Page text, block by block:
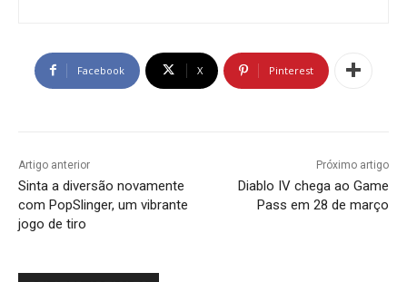
Facebook X Pinterest
Artigo anterior
Sinta a diversão novamente
com PopSlinger, um vibrante
jogo de tiro
Próximo artigo
Diablo IV chega ao Game
Pass em 28 de março